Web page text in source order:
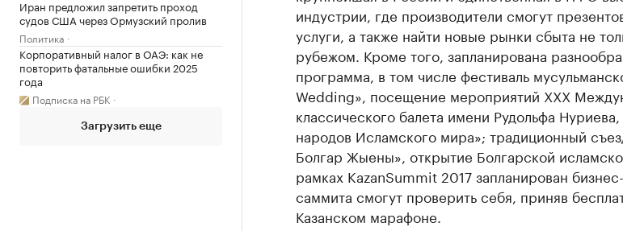
Иран предложил запретить проход
судов США через Ормузский пролив
Политика
Корпоративный налог в ОАЭ: как не
повторить фатальные ошибки 2025
года
Подписка на РБК
Загрузить еще
индустрии, где производители смогут
услуги, а также найти новые рынки сбыта не
рубежом. Кроме того, запланирована
программа, в том числе фестиваль
Wedding», посещение мероприятий XXX
классического балета имени Рудольфа
народов Исламского мира»; традиционный
Болгар Жыены», открытие Болгарской
рамках KazanSummit 2017 запланирован
саммита смогут проверить себя, приняв
Казанском марафоне.